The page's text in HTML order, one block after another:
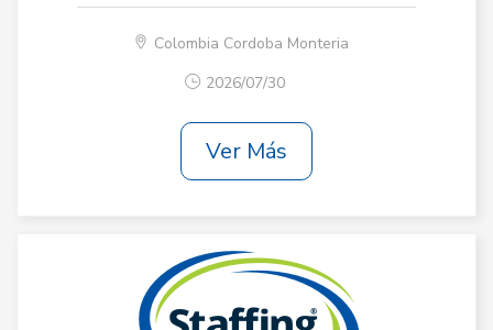
Colombia Cordoba Monteria
2026/07/30
Ver Más